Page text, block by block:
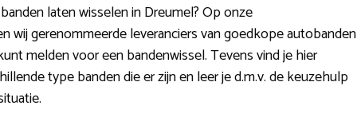
laten wisselen in Dreumel? Op onze
wij gerenommeerde leveranciers van goedkope autobanden
melden voor een bandenwissel. Tevens vind je hier
type banden die er zijn en leer je d.m.v. de keuzehulp